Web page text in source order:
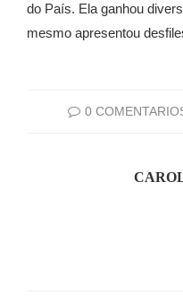
do País. Ela ganhou
mesmo apresentou
0